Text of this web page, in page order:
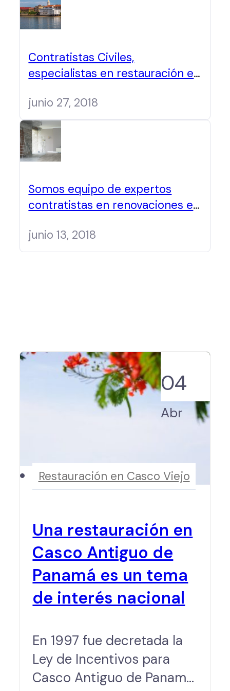
Contratistas Civiles,
especialistas en restauración en
junio 27, 2018
Somos equipo de expertos
contratistas en renovaciones en
junio 13, 2018
04
Abr
Una restauración en
Casco Antiguo de
Panamá es un tema
de interés nacional
Restauración en Casco Viejo
En 1997 fue decretada la
Ley de Incentivos para
Casco Antiguo de Panamá